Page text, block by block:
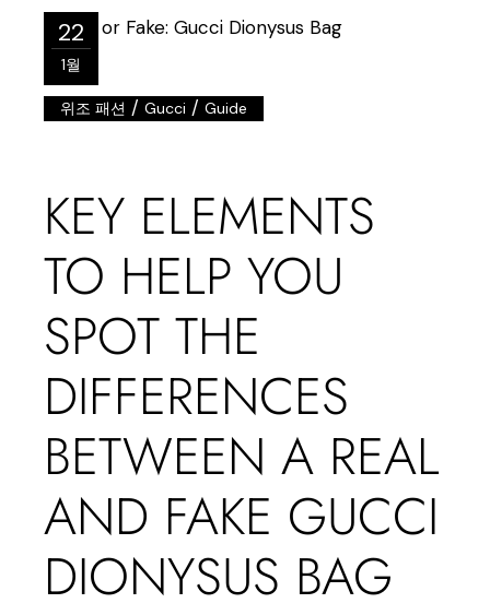
22
1월
위조 패션 /Gucci /Guide
KEY ELEMENTS
TO HELP YOU
SPOT THE
DIFFERENCES
BETWEEN A REAL
AND FAKE GUCCI
DIONYSUS BAG